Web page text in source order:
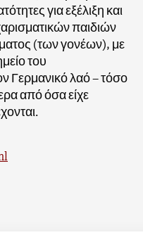
για εξέλιξη και
παιδιών
(των γονέων), με
του
Γερμανικό λαό – τόσο
από όσα είχε